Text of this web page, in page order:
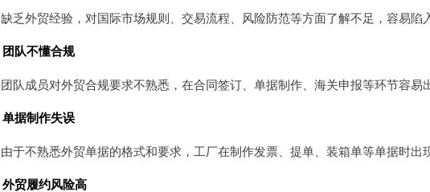
缺乏外贸经验，对国际市场规则、交易流程、风险防范等方面了解不足，容易陷
团队不懂合规
团队成员对外贸合规要求不熟悉，在合同签订、单据制作、海关申报等环节容易
单据制作失误
由于不熟悉外贸单据的格式和要求，工厂在制作发票、提单、装箱单等单据时出
外贸履约风险高